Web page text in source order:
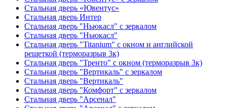
Стальная дверь «Ювентус»
Стальная дверь Интер
Стальная дверь "Ньюкасл" с зеркалом
Стальная дверь "Ньюкасл"
Стальная дверь "Titanium" с окном и английской
решеткой (терморазрыв 3к)
Стальная дверь "Тренто" с окном (терморазрыв 3к)
Стальная дверь "Вертикаль" с зеркалом
Стальная дверь "Вертикаль"
Стальная дверь "Комфорт" с зеркалом
Стальная дверь "Арсенал"